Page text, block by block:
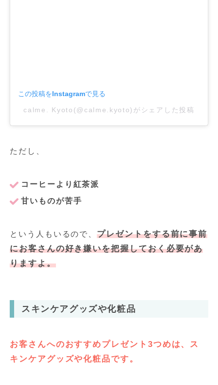
この投稿をInstagramで見る
calme. Kyoto(@calme.kyoto)がシェアした投稿
ただし、
コーヒーより紅茶派
甘いものが苦手
という人もいるので、プレゼントをする前に事前
にお客さんの好き嫌いを把握しておく必要があ
りますよ。
スキンケアグッズや化粧品
お客さんへのおすすめプレゼント3つめは、ス
キンケアグッズや化粧品です。